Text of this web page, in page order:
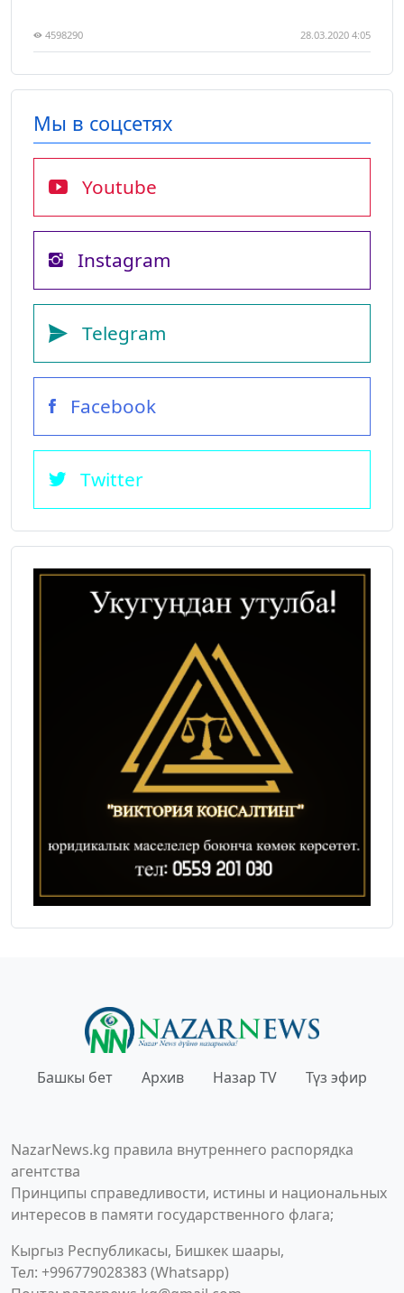
4598290 28.03.2020 4:05
Мы в соцсетях
Youtube
Instagram
Telegram
Facebook
Twitter
Башкы бет Архив Назар TV Түз эфир
NazarNews.kg правила внутреннего распорядка
агентства
Принципы справедливости, истины и национальных
интересов в памяти государственного флага;
Кыргыз Республикасы, Бишкек шаары,
Тел: +996779028383 (Whatsapp)